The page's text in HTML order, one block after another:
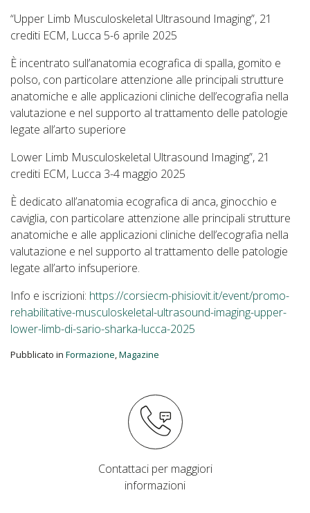
“Upper Limb Musculoskeletal Ultrasound Imaging”, 21
crediti ECM, Lucca 5-6 aprile 2025
È incentrato sull’anatomia ecografica di spalla, gomito e
polso, con particolare attenzione alle principali strutture
anatomiche e alle applicazioni cliniche dell’ecografia nella
valutazione e nel supporto al trattamento delle patologie
legate all’arto superiore
Lower Limb Musculoskeletal Ultrasound Imaging”, 21
crediti ECM, Lucca 3-4 maggio 2025
È dedicato all’anatomia ecografica di anca, ginocchio e
caviglia, con particolare attenzione alle principali strutture
anatomiche e alle applicazioni cliniche dell’ecografia nella
valutazione e nel supporto al trattamento delle patologie
legate all’arto infsuperiore.
Info e iscrizioni: https://corsiecm-phisiovit.it/event/promo-
rehabilitative-musculoskeletal-ultrasound-imaging-upper-
lower-limb-di-sario-sharka-lucca-2025
Pubblicato in Formazione,Magazine
Contattaci per maggiori
informazioni